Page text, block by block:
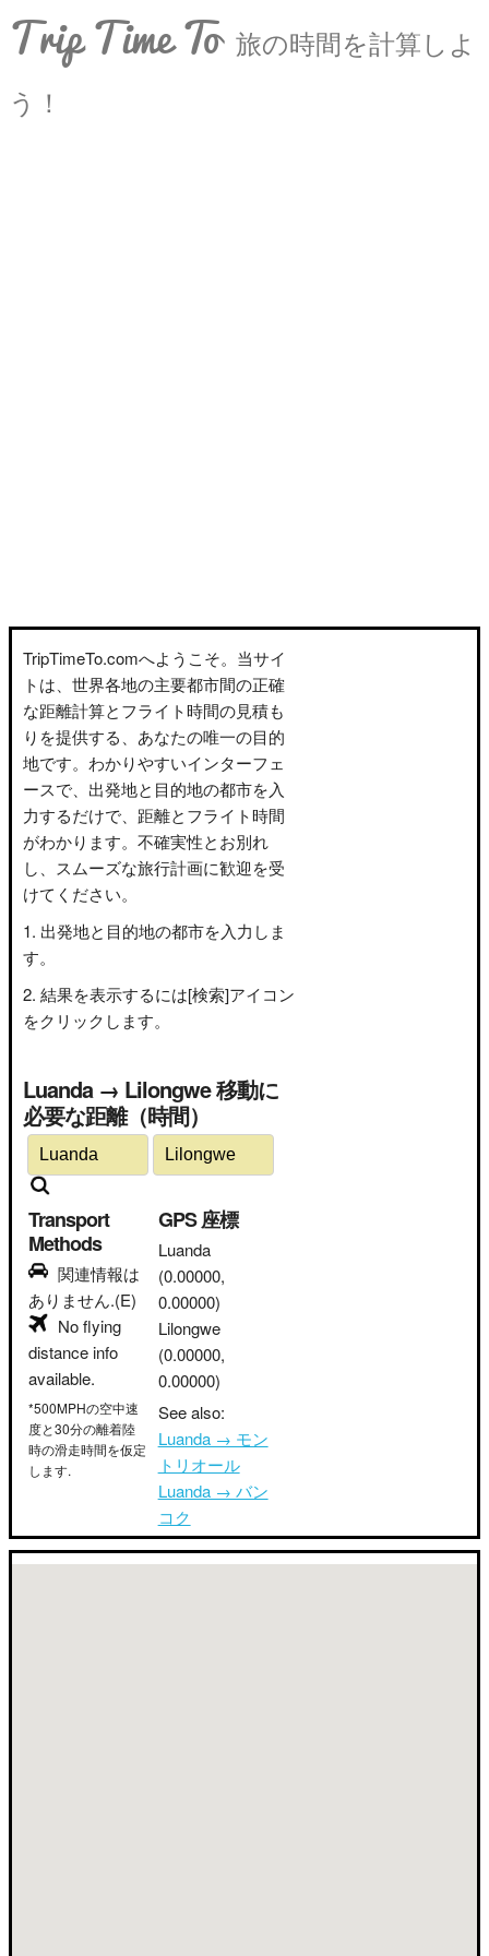
Trip Time To 旅の時間を計算しよ
う！
TripTimeTo.comへようこそ。当サイ
トは、世界各地の主要都市間の正確
な距離計算とフライト時間の見積も
りを提供する、あなたの唯一の目的
地です。わかりやすいインターフェ
ースで、出発地と目的地の都市を入
力するだけで、距離とフライト時間
がわかります。不確実性とお別れ
し、スムーズな旅行計画に歓迎を受
けてください。
出発地と目的地の都市を入力しま
す。
結果を表示するには[検索]アイコン
をクリックします。
Luanda → Lilongwe 移動に
必要な距離（時間）
Transport
Methods
関連情報は
ありません.(E)
No flying
distance info
available.
*500MPHの空中速
度と30分の離着陸
時の滑走時間を仮定
します.
GPS 座標
Luanda
(0.00000,
0.00000)
Lilongwe
(0.00000,
0.00000)
See also:
Luanda → モン
トリオール
Luanda → バン
コク